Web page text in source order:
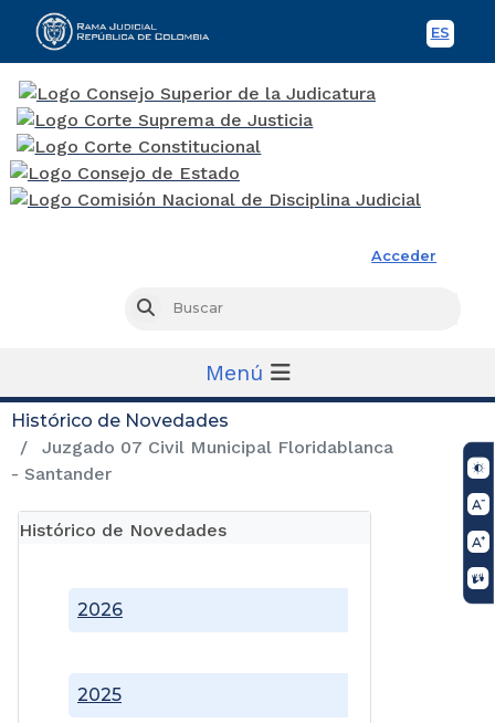
ES
Acceder
Buscar
Menú
Histórico de Novedades
Juzgado 07 Civil Municipal Floridablanca
- Santander
Histórico de Novedades
2025
2026